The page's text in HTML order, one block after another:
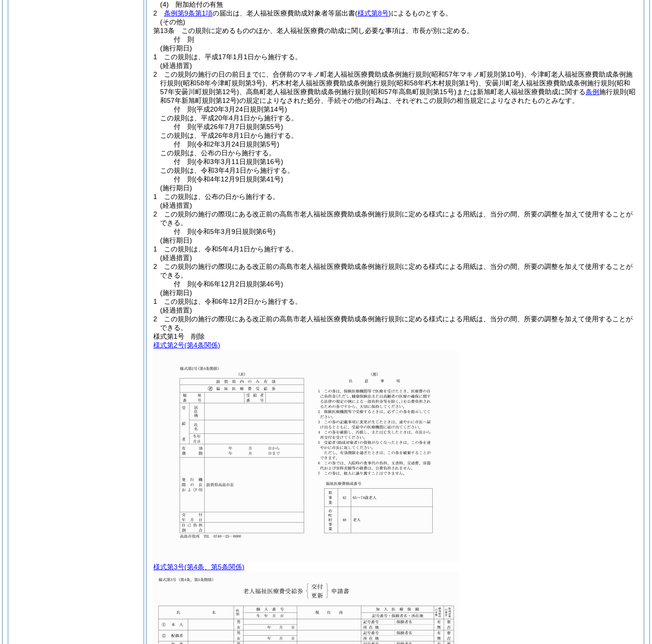
(4)
附加給付の有無
2
条例第9条第1項の届出は、老人福祉医療費助成対象者等届出書(様式第8号)によるものとする。
(その他)
第13条
この規則に定めるもののほか、老人福祉医療費の助成に関し必要な事項は、市長が別に定める。
付 則
(施行期日)
1
この規則は、平成17年1月1日から施行する。
(経過措置)
2
この規則の施行の日の前日までに、合併前のマキノ町老人福祉医療費助成条例施行規則 (昭和57年マキノ町規則第10号) 、今津町老人福祉医療費助成条例施
行規則 (昭和58年今津町規則第3号) 、朽木村老人福祉医療費助成条例施行規則 (昭和58年朽木村規則第1号) 、安曇川町老人福祉医療費助成条例施行規則 (昭和
57年安曇川町規則第12号) 、高島町老人福祉医療費助成条例施行規則 (昭和57年高島町規則第15号) または新旭町老人福祉医療費助成に関する条例施行規則 (昭
和57年新旭町規則第12号)の規定によりなされた処分、手続その他の行為は、それぞれこの規則の相当規定によりなされたものとみなす。
付 則(平成20年3月24日規則第14号)
この規則は、平成20年4月1日から施行する。
付 則(平成26年7月7日規則第55号)
この規則は、平成26年8月1日から施行する。
付 則(令和2年3月24日規則第5号)
この規則は、公布の日から施行する。
付 則(令和3年3月11日規則第16号)
この規則は、令和3年4月1日から施行する。
付 則(令和4年12月9日規則第41号)
(施行期日)
1
この規則は、公布の日から施行する。
(経過措置)
2
この規則の施行の際現にある改正前の高島市老人福祉医療費助成条例施行規則に定める様式による用紙は、当分の間、所要の調整を加えて使用することが
できる。
付 則(令和5年3月9日規則第6号)
(施行期日)
1
この規則は、令和5年4月1日から施行する。
(経過措置)
2
この規則の施行の際現にある改正前の高島市老人福祉医療費助成条例施行規則に定める様式による用紙は、当分の間、所要の調整を加えて使用することが
できる。
付 則(令和6年12月2日規則第46号)
(施行期日)
1
この規則は、令和6年12月2日から施行する。
(経過措置)
2
この規則の施行の際現にある改正前の高島市老人福祉医療費助成条例施行規則に定める様式による用紙は、当分の間、所要の調整を加えて使用することが
できる。
様式第1号 削除
様式第2号(第4条関係)
様式第3号(第4条、第5条関係)